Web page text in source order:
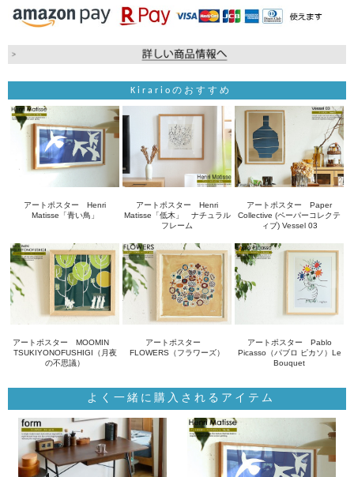
Kirarioのおすすめ
アートポスター Henri
Matisse「青い鳥」
アートポスター Henri
Matisse「低木」 ナチュラル
フレーム
アートポスター Paper
Collective (ペーパーコレクテ
ィブ) Vessel 03
アートポスター MOOMIN
TSUKIYONOFUSHIGI（月夜
の不思議）
アートポスター
FLOWERS（フラワーズ）
アートポスター Pablo
Picasso（パブロ ピカソ）Le
Bouquet
よく一緒に購入されるアイテム